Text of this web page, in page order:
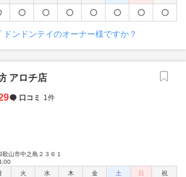
ドンドンテイのオーナー様ですか？
アロチ店
口コミ 1件
歌山市中之島２３６１
火 水 木 金 土 日 祝